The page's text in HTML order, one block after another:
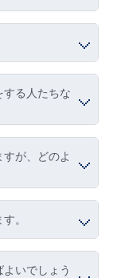
する人たちな
すが、どのよ
。
いでしょう